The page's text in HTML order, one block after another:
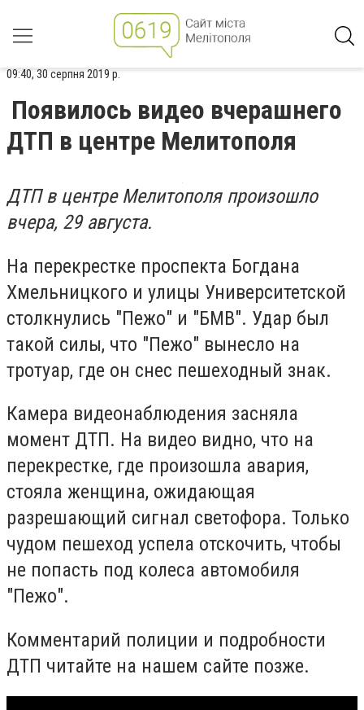
09:40, 30 серпня 2019 р.
Появилось видео вчерашнего
ДТП в центре Мелитополя
ДТП в центре Мелитополя произошло
вчера, 29 августа.
На перекрестке проспекта Богдана
Хмельницкого и улицы Университетской
столкнулись "Пежо" и "БМВ". Удар был
такой силы, что "Пежо" вынесло на
тротуар, где он снес пешеходный знак.
Камера видеонаблюдения засняла
момент ДТП. На видео видно, что на
перекрестке, где произошла авария,
стояла женщина, ожидающая
разрешающий сигнал светофора. Только
чудом пешеход успела отскочить, чтобы
не попасть под колеса автомобиля
"Пежо".
Комментарий полиции и подробности
ДТП читайте на нашем сайте позже.